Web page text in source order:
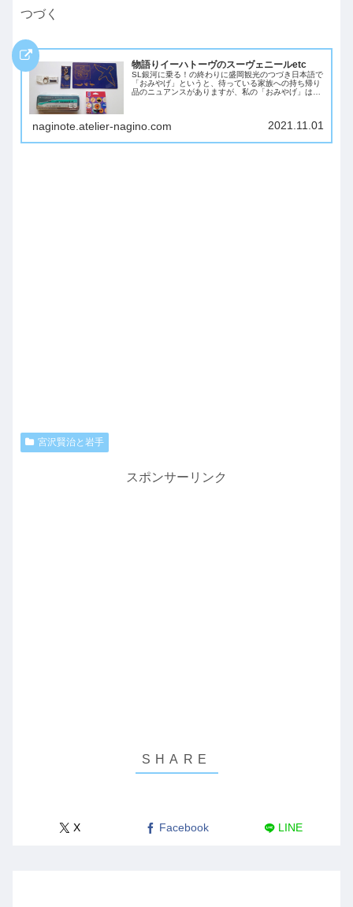
つづく
物語りイーハトーヴのスーヴェニールetc
SL銀河に乗る！の終わりに盛岡観光のつづき日本語で
「おみやげ」というと、待っている家族への持ち帰り
品のニュアンスがありますが、私の「おみやげ」はス
naginote.atelier-nagino.com 2021.11.01
宮沢賢治と岩手
スポンサーリンク
X Facebook LINE